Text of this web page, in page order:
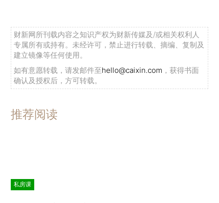
财新网所刊载内容之知识产权为财新传媒及/或相关权利人
专属所有或持有。未经许可，禁止进行转载、摘编、复制及
建立镜像等任何使用。
如有意愿转载，请发邮件至hello@caixin.com ，获得书面
确认及授权后，方可转载。
推荐阅读
私房课